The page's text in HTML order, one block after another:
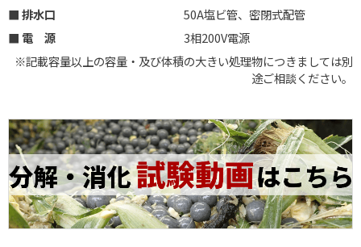
■ 排水口
50A塩ビ管、密閉式配管
■ 電 源
3相200V電源
※記載容量以上の容量・及び体積の大きい処理物につきましては別
途ご相談ください。